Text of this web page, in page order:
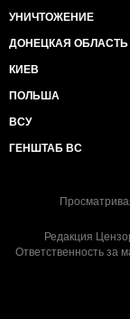
УНИЧТОЖЕНИЕ
ДОНЕЦКАЯ ОБЛАСТЬ
КИЕВ
ПОЛЬША
ВСУ
ГЕНШТАБ ВС
Редакция
Ответственность за